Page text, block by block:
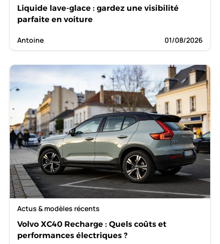
Liquide lave-glace : gardez une visibilité
parfaite en voiture
Antoine 01/08/2026
Actus & modèles récents
Volvo XC40 Recharge : Quels coûts et
performances électriques ?